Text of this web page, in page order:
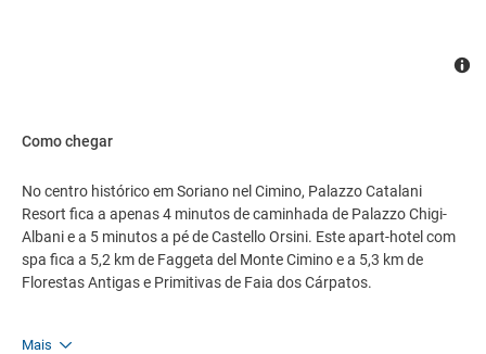
Como chegar
No centro histórico em Soriano nel Cimino, Palazzo Catalani
Resort fica a apenas 4 minutos de caminhada de Palazzo Chigi-
Albani e a 5 minutos a pé de Castello Orsini. Este apart-hotel com
spa fica a 5,2 km de Faggeta del Monte Cimino e a 5,3 km de
Florestas Antigas e Primitivas de Faia dos Cárpatos.
Mais